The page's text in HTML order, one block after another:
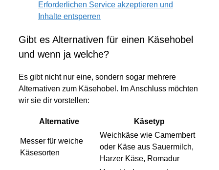
Erforderlichen Service akzeptieren und
Inhalte entsperren
Gibt es Alternativen für einen Käsehobel
und wenn ja welche?
Es gibt nicht nur eine, sondern sogar mehrere
Alternativen zum Käsehobel. Im Anschluss möchten
wir sie dir vorstellen:
Alternative Käsetyp
Messer für weiche
Käsesorten
Weichkäse wie Camembert
oder Käse aus Sauermilch,
Harzer Käse, Romadur